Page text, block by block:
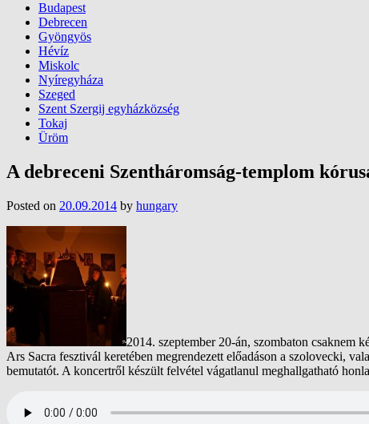
Budapest
Debrecen
Gyöngyös
Hévíz
Miskolc
Nyíregyháza
Szeged
Szent Szergij egyházközség
Tokaj
Üröm
A debreceni Szentháromság-templom
Posted on 20.09.2014 by hungary
2014. szeptember 20-án, szombaton csaknem
Ars Sacra fesztivál keretében megrendezett előadáson a szolovecki,
bemutatót. A koncertről készült felvétel vágatlanul meghallgatható